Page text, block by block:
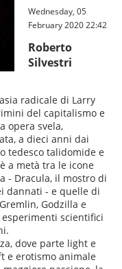
Wednesday, 05
February 2020 22:42
Roberto
Silvestri
radicale di Larry
del capitalismo e
opera svela,
a dieci anni dai
tedesco talidomide e
a metà tra le icone
- Dracula, il mostro di
dannati - e quelle di
Godzilla e
scientifici
dove parte light e
e erotismo animale